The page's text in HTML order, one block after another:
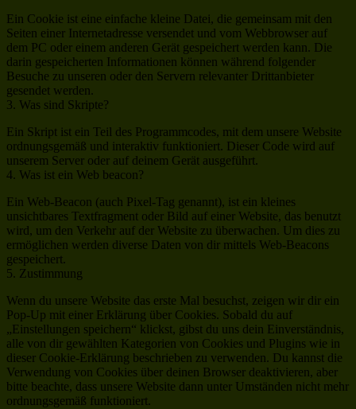
Ein Cookie ist eine einfache kleine Datei, die gemeinsam mit den
Seiten einer Internetadresse versendet und vom Webbrowser auf
dem PC oder einem anderen Gerät gespeichert werden kann. Die
darin gespeicherten Informationen können während folgender
Besuche zu unseren oder den Servern relevanter Drittanbieter
gesendet werden.
3. Was sind Skripte?
Ein Skript ist ein Teil des Programmcodes, mit dem unsere Website
ordnungsgemäß und interaktiv funktioniert. Dieser Code wird auf
unserem Server oder auf deinem Gerät ausgeführt.
4. Was ist ein Web beacon?
Ein Web-Beacon (auch Pixel-Tag genannt), ist ein kleines
unsichtbares Textfragment oder Bild auf einer Website, das benutzt
wird, um den Verkehr auf der Website zu überwachen. Um dies zu
ermöglichen werden diverse Daten von dir mittels Web-Beacons
gespeichert.
5. Zustimmung
Wenn du unsere Website das erste Mal besuchst, zeigen wir dir ein
Pop-Up mit einer Erklärung über Cookies. Sobald du auf
„Einstellungen speichern“ klickst, gibst du uns dein Einverständnis,
alle von dir gewählten Kategorien von Cookies und Plugins wie in
dieser Cookie-Erklärung beschrieben zu verwenden. Du kannst die
Verwendung von Cookies über deinen Browser deaktivieren, aber
bitte beachte, dass unsere Website dann unter Umständen nicht mehr
ordnungsgemäß funktioniert.